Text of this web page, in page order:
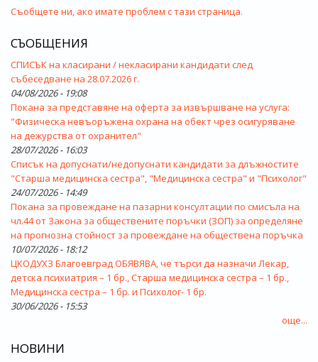
Съобщете ни, ако имате проблем с тази страница.
СЪОБЩЕНИЯ
СПИСЪК на класирани / некласирани кандидати след
събеседване на 28.07.2026 г.
04/08/2026 - 19:08
Покана за представяне на оферта за извършване на услуга:
"Физическа невъоръжена охрана на обект чрез осигуряване
на дежурства от охранител"
28/07/2026 - 16:03
Списък на допуснати/недопуснати кандидати за длъжностите
"Старша медицинска сестра", "Медицинска сестра" и "Психолог"
24/07/2026 - 14:49
Покана за провеждане на пазарни консултации по смисъла на
чл.44 от Закона за обществените поръчки (ЗОП) за определяне
на прогнозна стойност за провеждане на обществена поръчка
10/07/2026 - 18:12
ЦКОДУХЗ Благоевград ОБЯВЯВА, че търси да назначи Лекар,
детска психиатрия – 1 бр., Старша медицинска сестра – 1 бр.,
Медицинска сестра – 1 бр. и Психолог- 1 бр.
30/06/2026 - 15:53
още...
НОВИНИ